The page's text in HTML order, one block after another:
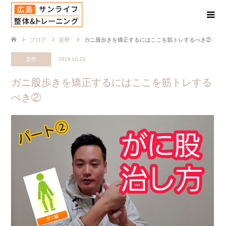
ブログ 姿勢 ガニ股歩きを矯正するにはここを筋トレするべき②
姿勢 2019.10.23
ガニ股歩きを矯正するにはここを筋トレする
べき②